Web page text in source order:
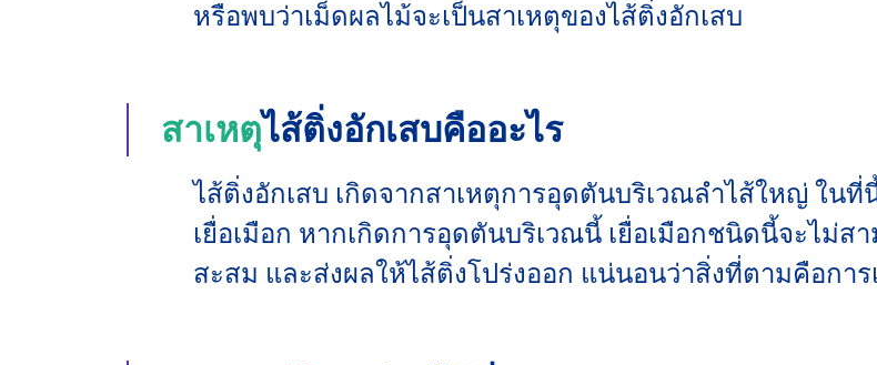
หรือพบว่าเม็ดผลไม้จะเป็นสาเหตุของไส้ติ่งอักเสบ
สาเหตุไส้ติ่งอักเสบคืออะไร
ไส้ติ่งอักเสบ เกิดจากสาเหตุการอุดตันบริเวณลำไส้ใหญ่ ในที่
เยื่อเมือก หากเกิดการอุดตันบริเวณนี้ เยื่อเมือกชนิดนี้จะไม่ส
สะสม และส่งผลให้ไส้ติ่งโปร่งออก แน่นอนว่าสิ่งที่ตามคือการ